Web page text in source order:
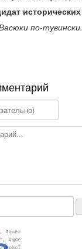
по-тувински.